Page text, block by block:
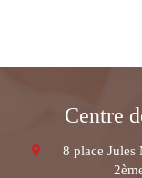
Centre
8 place Jules